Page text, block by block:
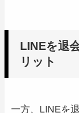
LINEを退
リット
一方、LINEを